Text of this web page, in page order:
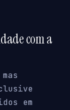
com a
em